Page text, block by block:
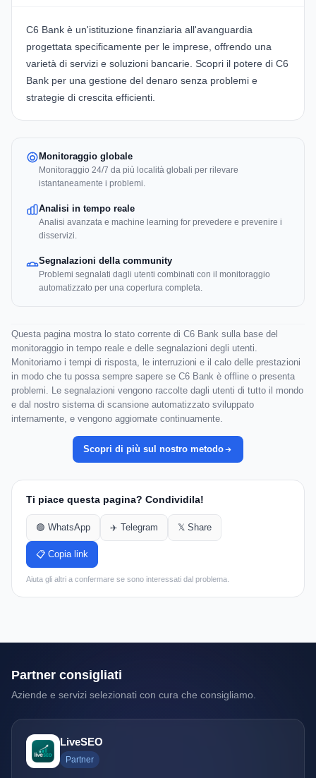
C6 Bank è un'istituzione finanziaria all'avanguardia
progettata specificamente per le imprese, offrendo una
varietà di servizi e soluzioni bancarie. Scopri il potere di C6
Bank per una gestione del denaro senza problemi e
strategie di crescita efficienti.
Monitoraggio globale
Monitoraggio 24/7 da più località globali per rilevare
istantaneamente i problemi.
Analisi in tempo reale
Analisi avanzata e machine learning for prevedere e prevenire i
disservizi.
Segnalazioni della community
Problemi segnalati dagli utenti combinati con il monitoraggio
automatizzato per una copertura completa.
Questa pagina mostra lo stato corrente di C6 Bank sulla base del
monitoraggio in tempo reale e delle segnalazioni degli utenti.
Monitoriamo i tempi di risposta, le interruzioni e il calo delle prestazioni
in modo che tu possa sempre sapere se C6 Bank è offline o presenta
problemi. Le segnalazioni vengono raccolte dagli utenti di tutto il mondo
e dal nostro sistema di scansione automatizzato sviluppato
internamente, e vengono aggiornate continuamente.
Scopri di più sul nostro metodo
Ti piace questa pagina? Condividila!
🟢 WhatsApp ✈️ Telegram 𝕏 Share
📋 Copia link
Aiuta gli altri a confermare se sono interessati dal problema.
Partner consigliati
Aziende e servizi selezionati con cura che consigliamo.
LiveSEO
Partner